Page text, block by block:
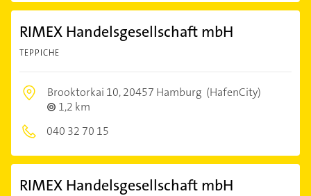
RIMEX Handelsgesellschaft mbH
TEPPICHE
Brooktorkai 10,20457 Hamburg (HafenCity)
1,2 km
040 32 70 15
RIMEX Handelsgesellschaft mbH